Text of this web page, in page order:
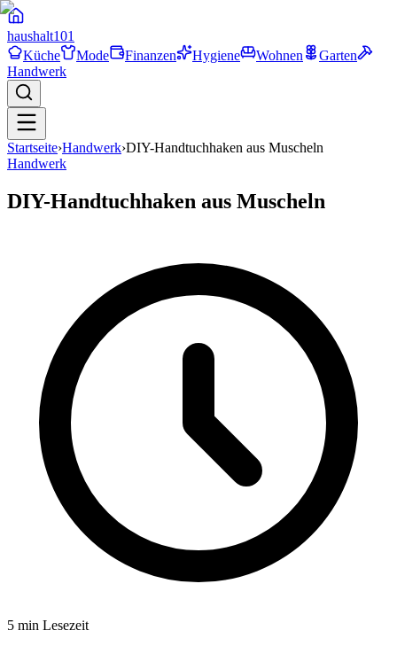
haushalt101
Küche
Mode Finanzen Hygiene Wohnen
Garten
Handwerk
Startseite›Handwerk›DIY-Handtuchhaken aus Muscheln
Handwerk
DIY-Handtuchhaken aus Muscheln
5 min Lesezeit